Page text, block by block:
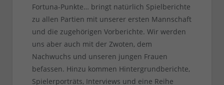
Fortuna-Punkte… bringt natürlich Spielberichte
zu allen Partien mit unserer ersten Mannschaft
und die zugehörigen Vorberichte. Wir werden
uns aber auch mit der Zwoten, dem
Nachwuchs und unseren jungen Frauen
befassen. Hinzu kommen Hintergrundberichte,
Spielerporträts, Interviews und eine Reihe